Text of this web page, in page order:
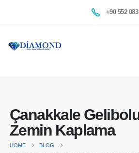
+90 552
Çanakkale
Zemin Kaplama
HOME
BLOG